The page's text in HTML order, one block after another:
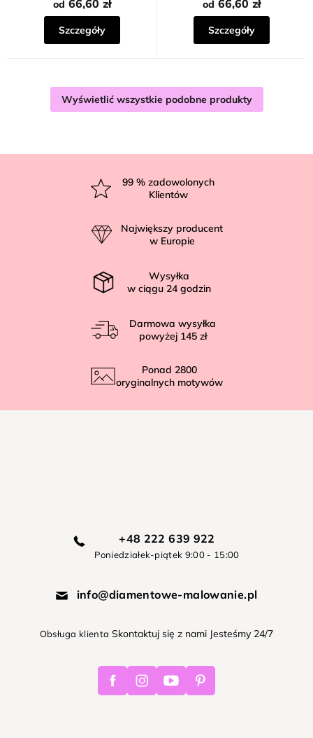
od 66,60 zł
Szczegóły
od 66,60 zł
Szczegóły
Wyświetlić wszystkie podobne produkty
99 % zadowolonych
Klientów
Największy producent
w Europie
Wysyłka
w ciągu 24 godzin
Darmowa wysyłka
powyżej 145 zł
Ponad 2800
oryginalnych motywów
+48 222 639 922
Poniedziałek-piątek 9:00 - 15:00
info@diamentowe-malowanie.pl
Obsługa klienta Skontaktuj się z nami Jesteśmy 24/7
FacebookInstagramYoutube Pinterest